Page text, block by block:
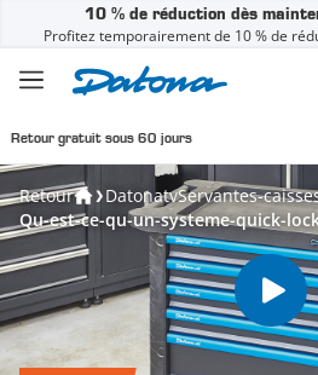
10 % de réduction dès
Profitez temporairement de 10 % de
60 jours
Retour DatonatvServantes-
Qu-est-ce-qu-un-systeme-quick-